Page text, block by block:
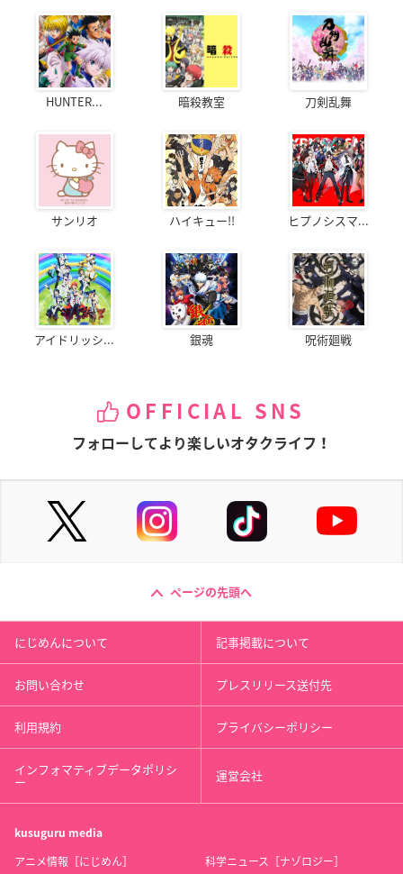
HUNTER... 暗殺教室 刀剣乱舞
サンリオ ハイキュー!! ヒプノシスマ...
アイドリッシ... 銀魂 呪術廻戦
OFFICIAL SNS
フォローしてより楽しいオタクライフ！
ページの先頭へ
にじめんについて 記事掲載について
お問い合わせ プレスリリース送付先
利用規約 プライバシーポリシー
インフォマティブデータポリシ
ー 運営会社
kusuguru media
アニメ情報［にじめん］ 科学ニュース［ナゾロジー］